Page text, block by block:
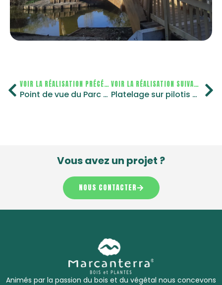
VOIR LA RÉALISATION PRÉCÉDENTE
Point de vue du Parc du Marquenterre
VOIR LA RÉALISATION SUIVANTE
Platelage sur pilotis Moulin de Zuidbrouck
Vous avez un projet ?
NOUS CONTACTER
Animés par la passion du bois et du végétal nous concevons